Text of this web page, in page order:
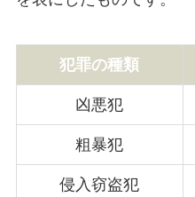
犯罪の種類
凶悪犯
粗暴犯
侵入窃盗犯